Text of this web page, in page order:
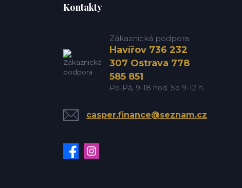
Kontakty
Zákaznická podpora
Havířov 736 232
307 Ostrava 778
585 851
Po-Pá, 9-18 hod. So 9-12 h.
casper.finance@seznam.cz